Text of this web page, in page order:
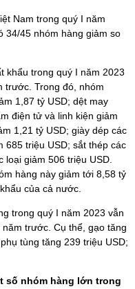
Nam trong quý I năm
34/45 nhóm hàng giảm so
khẩu trong quý I năm 2023
trước. Trong đó, nhóm
1,87 tỷ USD; dệt may
điện tử và linh kiện giảm
1,21 tỷ USD; giày dép các
685 triệu USD; sắt thép các
loại giảm 506 triệu USD.
hàng này giảm tới 8,58 tỷ
của cả nước.
trong quý I năm 2023 vẫn
trước. Cụ thể, gạo tăng
tùng tăng 239 triệu USD;
số nhóm hàng lớn trong